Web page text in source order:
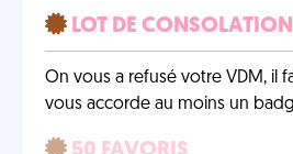
LOT DE CONSOLATION
On vous a refusé votre VDM, il
vous accorde au moins un